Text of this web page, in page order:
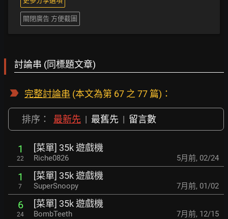
關閉廣告 方便截圖
討論串 (同標題文章)
完整討論串 (本文為第 67 之 77 篇)：
排序： 最新先 | 最舊先 | 留言數
1
22
[菜單] 35k 遊戲機
Riche0826 5月前, 02/24
1
7
[菜單] 35k 遊戲機
SuperSnoopy 7月前, 01/02
6
24
[菜單] 35k 遊戲機
BombTeeth 7月前, 12/15